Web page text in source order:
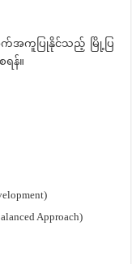
အကူပြုနိုင်သည့် မြို့ပြ
န်။
Approach)